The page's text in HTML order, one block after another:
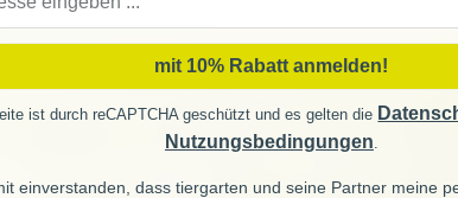
Adresse
mit 10% Rabatt anmelden!
ist durch reCAPTCHA geschützt und es gelten die
Nutzungsbedingungen.
einverstanden, dass tiergarten und seine Partner meine